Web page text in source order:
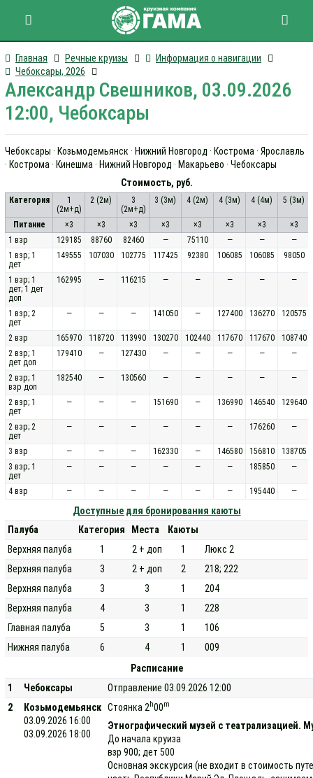
Главная Речные круизы
Информация о навигации
Чебоксары, 2026
Александр Свешников, 03.09.2026
12:00, Чебоксары
Чебоксары · Козьмодемьянск · Нижний Новгород · Кострома · Ярославль
· Кострома · Кинешма · Нижний Новгород · Макарьево · Чебоксары
Стоимость, руб.
Категория
1
(2м+д)
2 (2м)
3
(2м+д)
3 (3м) 4 (2м) 4 (3м) 4 (4м) 5 (3м)
Питание ×3 ×3 ×3 ×3 ×3 ×3 ×3
×3
1 взр
129185 88760 82460 — 75110 — —
—
1 взр; 1
дет
149555 107030 102775 117425 92380 106085 106085 98050
1 взр; 1
дет; 1 дет
доп
162995 — 116215 — — — — —
1 взр; 2
дет
— — — 141050 — 127400 136270 120575
2 взр 165970 118720 113990 130270 102440 117670 117670
108740
2 взр; 1
дет доп
179410 — 127430 — — — — —
2 взр; 1
взр доп
182540 — 130560 — — — — —
2 взр; 1
дет
— — — 151690 — 136990 146540 129640
2 взр; 2
дет
— — — — — — 176260 —
3 взр — — — 162330 — 146580 156810
138705
3 взр; 1
дет
— — — — — — 185850 —
4 взр — — — — — — 195440 —
Доступные для бронирования каюты
Палуба
Категория Места
Каюты
Верхняя палуба
1 2 + доп 1
Люкс 2
Верхняя палуба
3 2 + доп 2
218; 222
Верхняя палуба
3 3 1
204
Верхняя палуба
4 3 1
228
Главная палуба
5 3 1
106
Нижняя палуба
6 4 1
009
Расписание
1
Чебоксары
Отправление 03.09.2026 12:00
2
Козьмодемьянск
03.09.2026 16:00
03.09.2026 18:00
Стоянка 2 h00m
Этнографический музей с театрализацией.
До начала круиза
взр 900; дет 500
Основная экскурсия (не входит в стоимость